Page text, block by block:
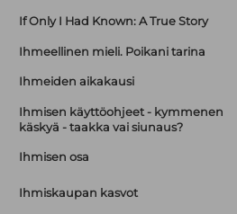
If Only I Had Known: A True Story
Ihmeellinen mieli. Poikani tarina
Ihmeiden aikakausi
Ihmisen käyttöohjeet - kymmenen
käskyä - taakka vai siunaus?
Ihmisen osa
Ihmiskaupan kasvot